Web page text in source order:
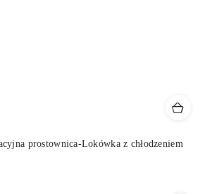
prostownica-Lokówka z chłodzeniem